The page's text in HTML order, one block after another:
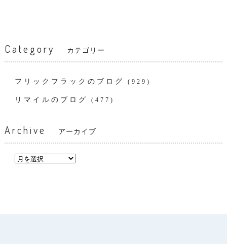
Category カテゴリー
フリックフラックのブログ (929)
リマイルのブログ (477)
Archive アーカイブ